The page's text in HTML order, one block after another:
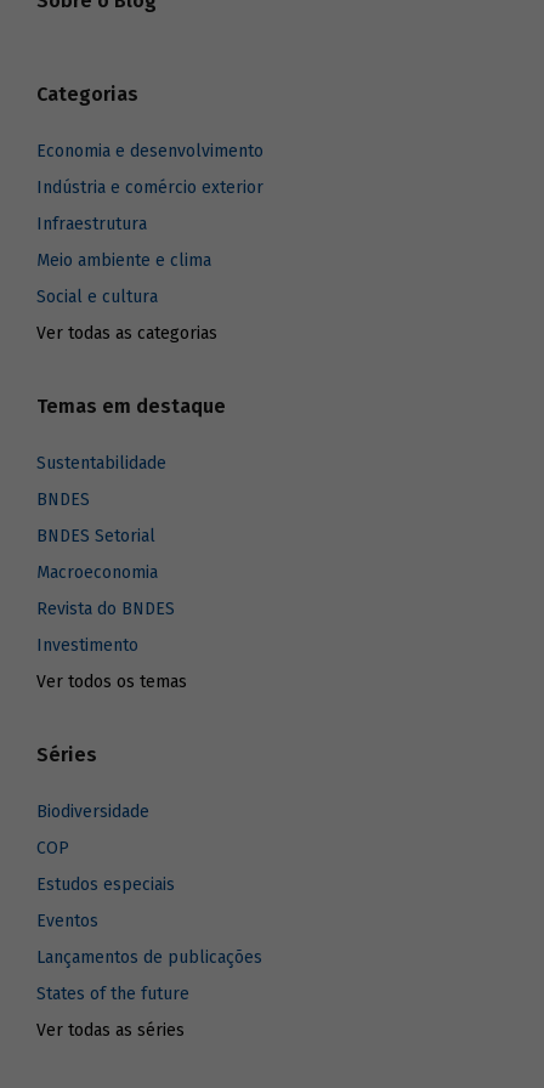
Categorias
Economia e desenvolvimento
Indústria e comércio exterior
Infraestrutura
Meio ambiente e clima
Social e cultura
Ver todas as categorias
Temas em destaque
Sustentabilidade
BNDES
BNDES Setorial
Macroeconomia
Revista do BNDES
Investimento
Ver todos os temas
Séries
Biodiversidade
COP
Estudos especiais
Eventos
Lançamentos de publicações
States of the future
Ver todas as séries